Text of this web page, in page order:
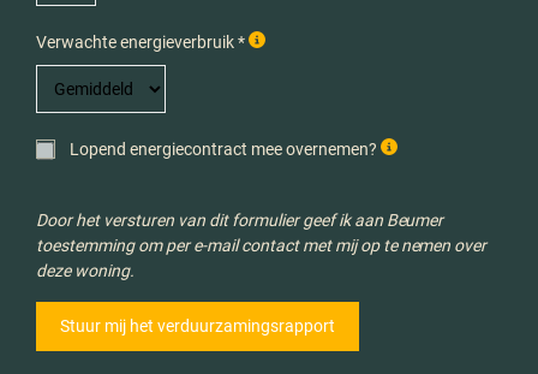
Verwachte energieverbruik *
Lopend energiecontract mee overnemen?
Door het versturen van dit formulier geef ik aan Beumer
toestemming om per e-mail contact met mij op te nemen over
deze woning.